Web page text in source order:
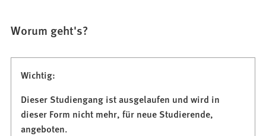
Worum geht's?
Wichtig:
Dieser Studiengang ist ausgelaufen und wird in
dieser Form nicht mehr, für neue Studierende,
angeboten.